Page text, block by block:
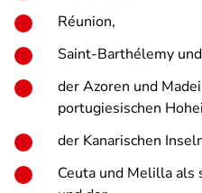
Réunion,
Saint-Barthélemy
der Azoren und
portugiesischen
der Kanarischen
Ceuta und Melilla als